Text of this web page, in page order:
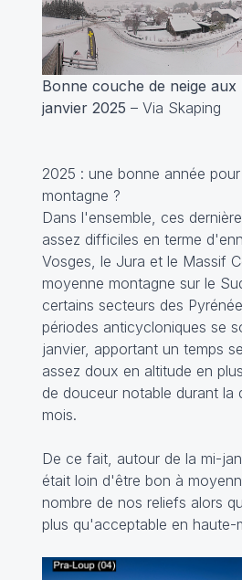
Bonne couche de neige aux
janvier 2025 – Via Skaping
2025 : une bonne année
montagne ?
Dans l'ensemble, ces
assez difficiles en terme
Vosges, le Jura et le Massif
moyenne montagne sur le
certains secteurs des
périodes anticycloniques se
janvier, apportant un temps
assez doux en altitude en
de douceur notable durant la
mois.
De ce fait, autour de la mi-
était loin d'être bon à
nombre de nos reliefs alors
plus qu'acceptable en haute-